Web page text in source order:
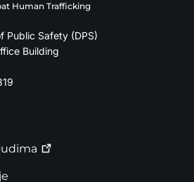
Human Trafficking
Public Safety (DPS)
Building